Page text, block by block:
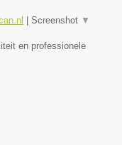
Screenshot ▼
en professionele